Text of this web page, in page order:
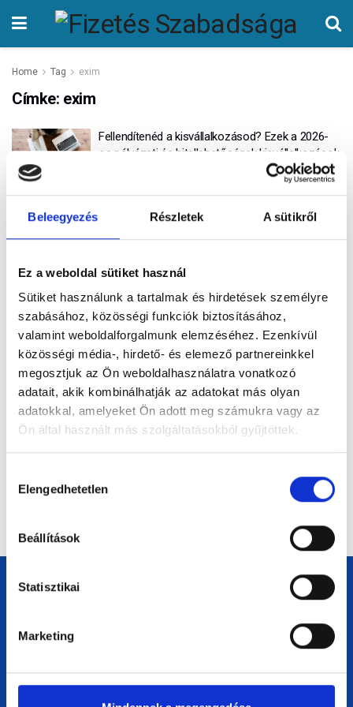
Beleegyezés Részletek A sütikről
Ez a weboldal sütiket használ
Sütiket használunk a tartalmak és hirdetések személyre
szabásához, közösségi funkciók biztosításához,
valamint weboldalforgalmunk elemzéséhez. Ezenkívül
közösségi média-, hirdető- és elemező partnereinkkel
megosztjuk az Ön weboldalhasználatra vonatkozó
adatait, akik kombinálhatják az adatokat más olyan
adatokkal, amelyeket Ön adott meg számukra vagy az
Ön által használt más szolgáltatásokból gyűjtöttek.
kiválasztása
Elengedhetetlen
Beállítások
Statisztikai
Marketing
Home Tag exim
Címke: exim
Fellendítenéd a kisvállalkozásod? Ezek a 2026-
os pályázati és hitellehetőségek kisvállalkozások
Népszerű Legújabb
Ne várj az utolsó pillanatig! – 5 ok, amiért nem
érdemes halogatni a tartozásaidat
Mi vár ránk 2026-ban? Megmutatjuk, hogyan
hozhatod ki a legtöbbet a munkaszüneti
napokból
Fellendítenéd a kisvállalkozásod? Ezek a 2026-
os pályázati és hitellehetőségek
kisvállalkozások számára
2026-ban?
Főoldal
Adatvédelem